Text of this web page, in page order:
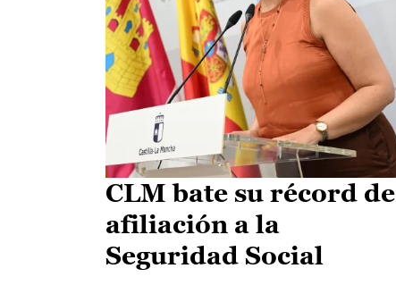
CLM bate su récord de
afiliación a la
Seguridad Social